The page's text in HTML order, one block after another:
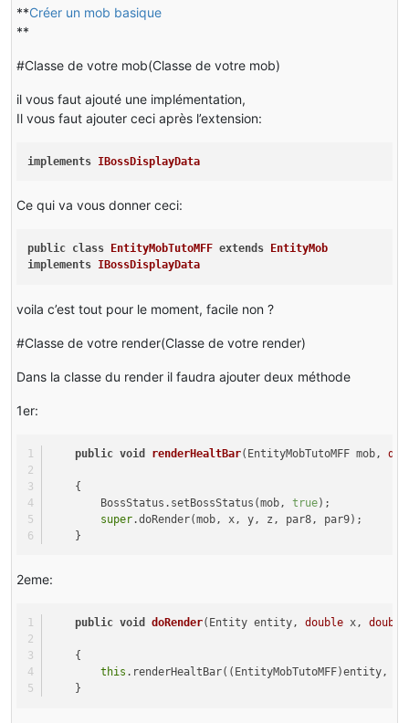
**Créer un mob basique
**
#Classe de votre mob(Classe de votre mob)
il vous faut ajouté une implémentation,
Il vous faut ajouter ceci après l’extension:
implements IBossDisplayData
Ce qui va vous donner ceci:
public class EntityMobTutoMFF extends
EntityMob
implements IBossDisplayData
voila c’est tout pour le moment, facile non ?
#Classe de votre render(Classe de votre render)
Dans la classe du render il faudra ajouter deux méthode
1er:
public void renderHealtBar(EntityMobTutoMFF mob,
{
BossStatus.setBossStatus(mob, true);
super.doRender(mob, x, y, z, par8, par9);
}
2eme:
public void doRender(Entity entity, double x, double
{
this
}